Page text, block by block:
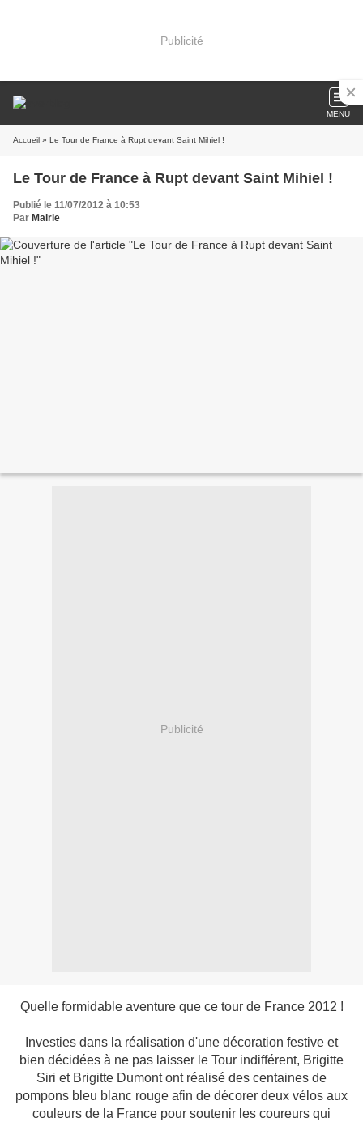
Publicité
MENU
Accueil » Le Tour de France à Rupt devant Saint Mihiel !
Le Tour de France à Rupt devant Saint Mihiel !
Publié le 11/07/2012 à 10:53
Par Mairie
Publicité
Quelle formidable aventure que ce tour de France 2012 !
Investies dans la réalisation d'une décoration festive et
bien décidées à ne pas laisser le Tour indifférent, Brigitte
Siri et Brigitte Dumont ont réalisé des centaines de
pompons bleu blanc rouge afin de décorer deux vélos aux
couleurs de la France pour soutenir les coureurs qui